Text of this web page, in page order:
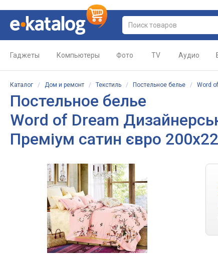
Гаджеты Компьютеры Фото TV Аудио
Каталог / Дом и ремонт / Текстиль / Постельное белье / Word
Постельное белье
Word of Dream
Преміум сатин євро